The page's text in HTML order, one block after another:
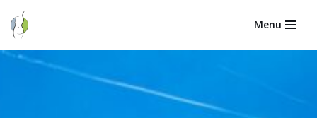
Zum
Inhalt
Menu